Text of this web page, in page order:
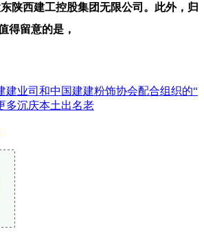
陕西建工控股集团无限公司。此外，归
得留意的是，
建业司和中国建建粉饰协会配合组织的“
多沉庆本土出名老